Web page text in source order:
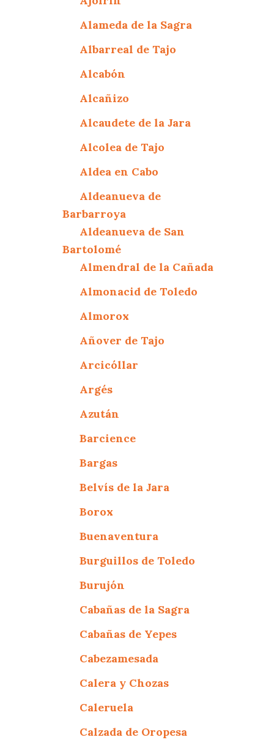
Alameda de la Sagra
Albarreal de Tajo
Alcabón
Alcañizo
Alcaudete de la Jara
Alcolea de Tajo
Aldea en Cabo
Aldeanueva de
Barbarroya
Aldeanueva de San
Bartolomé
Almendral de la Cañada
Almonacid de Toledo
Almorox
Añover de Tajo
Arcicóllar
Argés
Azután
Barcience
Bargas
Belvís de la Jara
Borox
Buenaventura
Burguillos de Toledo
Burujón
Cabañas de la Sagra
Cabañas de Yepes
Cabezamesada
Calera y Chozas
Caleruela
Calzada de Oropesa